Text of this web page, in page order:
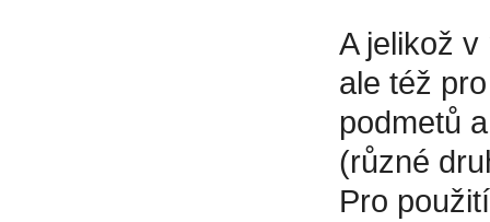
A jelikož
ale též
podmetů
(různé
Pro